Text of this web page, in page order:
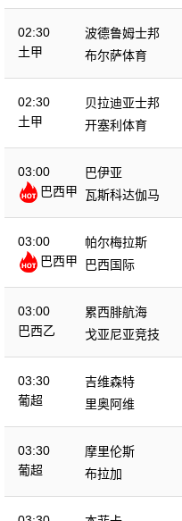
02:30
土甲
波德鲁姆士邦
布尔萨体育
02:30
土甲
贝拉迪亚士邦
开塞利体育
03:00
巴西甲
巴伊亚
瓦斯科达伽马
03:00
巴西甲
帕尔梅拉斯
巴西国际
03:00
巴西乙
累西腓航海
戈亚尼亚竞技
03:30
葡超
吉维森特
里奥阿维
03:30
葡超
摩里伦斯
布拉加